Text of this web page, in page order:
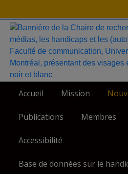
Skip
Accueil Mission
Publications Membres
Accessibilité
Base de données sur le